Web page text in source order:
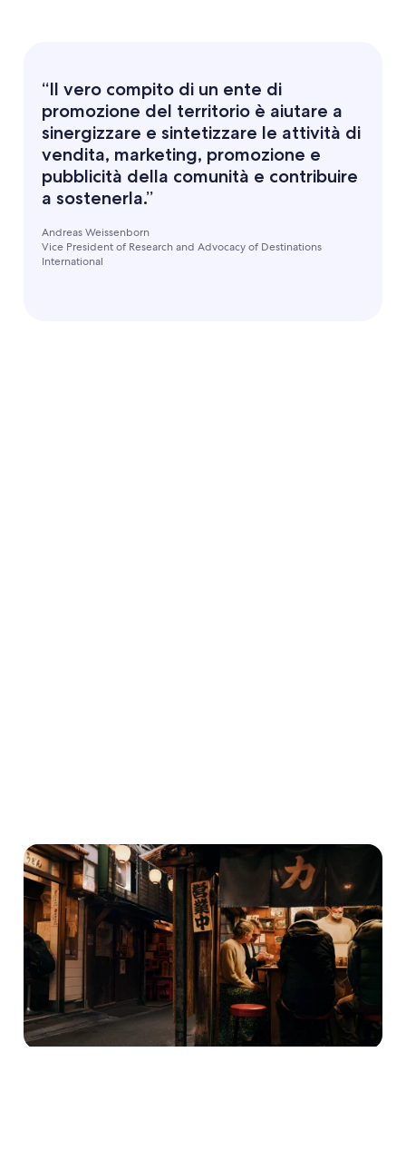
“Il vero compito di un ente di
promozione del territorio è aiutare a
sinergizzare e sintetizzare le attività di
vendita, marketing, promozione e
pubblicità della comunità e contribuire
a sostenerla.”
Andreas Weissenborn
Vice President of Research and Advocacy of Destinations
International